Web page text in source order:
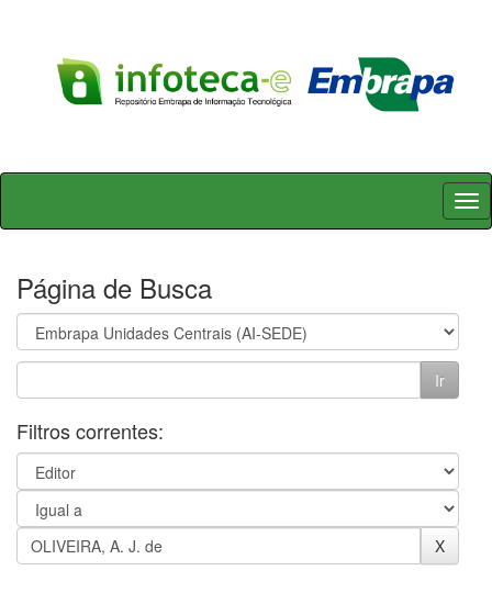
Skip
Página de Busca
Filtros correntes: